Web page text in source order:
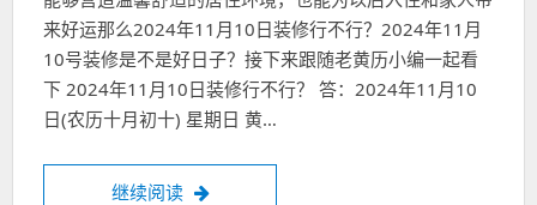
来好运那么2024年11月10日装修行不行？2024年11月
10号装修是不是好日子？接下来跟随老黄历小编一起看
下 2024年11月10日装修行不行？ 答：2024年11月10
日(农历十月初十) 星期日 黄…
继续阅读 2024年11月10日装修行不行？2024年11